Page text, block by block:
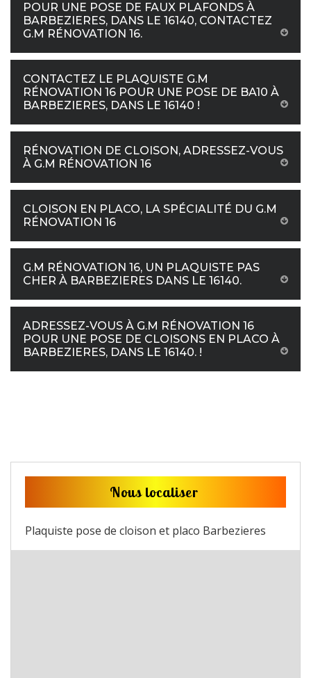
POUR UNE POSE DE FAUX PLAFONDS À
BARBEZIERES, DANS LE 16140, CONTACTEZ
G.M RÉNOVATION 16.
CONTACTEZ LE PLAQUISTE G.M
RÉNOVATION 16 POUR UNE POSE DE BA10 À
BARBEZIERES, DANS LE 16140 !
RÉNOVATION DE CLOISON, ADRESSEZ-VOUS
À G.M RÉNOVATION 16
CLOISON EN PLACO, LA SPÉCIALITÉ DU G.M
RÉNOVATION 16
G.M RÉNOVATION 16, UN PLAQUISTE PAS
CHER À BARBEZIERES DANS LE 16140.
ADRESSEZ-VOUS À G.M RÉNOVATION 16
POUR UNE POSE DE CLOISONS EN PLACO À
BARBEZIERES, DANS LE 16140. !
Nous localiser
Plaquiste pose de cloison et placo Barbezieres